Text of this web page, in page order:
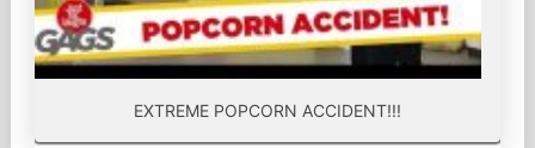
EXTREME POPCORN ACCIDENT!!!